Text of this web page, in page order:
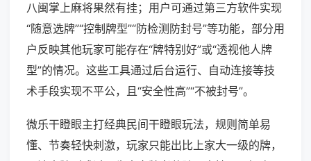
八闽掌上麻将果然有挂；用户可通过第三方软件实现
“随意选牌”“控制牌型”“防检测防封号”等功能，部分用
户反映其他玩家可能存在“牌特别好”或“透视他人牌
型”的情况。这些工具通过后台运行、自动连接等技
术手段实现不平公，且“安全性高”“不被封号”。
微乐干瞪眼主打经典民间干瞪眼玩法，规则简单易
懂、节奏轻快刺激，玩家只能出比上家大一级的牌，